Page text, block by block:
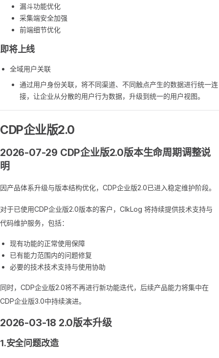
漏斗功能优化
采集端安全加强
前端细节优化
即将上线
全域用户关联
通过用户身份关联，将不同渠道、不同触点产生的数据进行统一连
接，让企业从分散的用户行为数据，升级到统一的用户视图。
CDP企业版2.0
2026-07-29 CDP企业版2.0版本生命周期调整说
明
因产品体系升级与版本结构优化，CDP企业版2.0已进入稳定维护阶段。
对于已使用CDP企业版2.0版本的客户，ClkLog 将持续提供技术支持与
代码维护服务，包括：
现有功能的正常使用保障
已有能力范围内的问题修复
必要的技术技术支持与使用协助
同时，CDP企业版2.0将不再进行新功能迭代，后续产品能力将集中在
CDP企业版3.0中持续演进。
2026-03-18 2.0版本升级
1.安全问题改造